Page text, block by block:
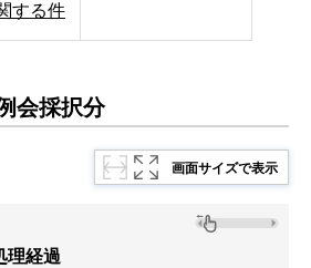
する件
会採択分
画面サイズで表示
理経過